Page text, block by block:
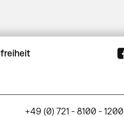
+49 (0) 721 - 8100 - 1200